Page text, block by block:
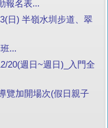
報名表...
日) 半嶺水圳步道、翠
...
20(週日~週日)_入門全
覽加開場次(假日親子